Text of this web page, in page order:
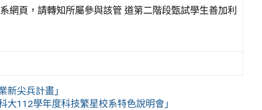
網頁，請轉知所屬參與該管 道第二階段甄試學生善加利
新尖兵計畫」
大112學年度科技繁星校系特色說明會」